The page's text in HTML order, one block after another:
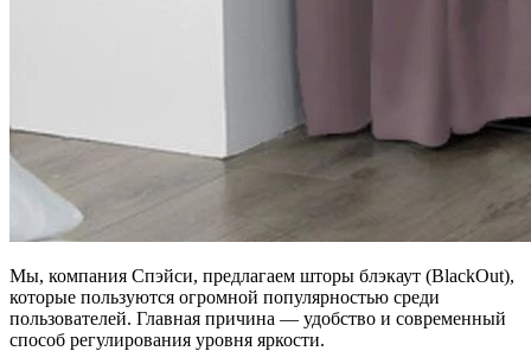
Мы, компания Спэйси, предлагаем шторы блэкаут (BlackOut),
которые пользуются огромной популярностью среди
пользователей. Главная причина — удобство и современный
способ регулирования уровня яркости.